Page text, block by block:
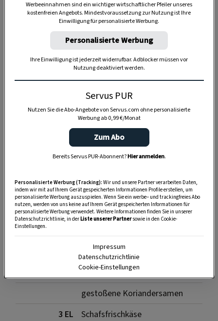
Für den Braten
ausgelöste Lammschulter
Salz, Pfeffer
gestoßene Koriandersamen
3 EL
Schafsfrischkäse
Werbeeinnahmen sind ein wichtiger wirtschaftlicher Pfeiler unseres
kostenfreien Angebots. Mindestvoraussetzung zur Nutzung ist Ihre
Einwilligung für personalisierte Werbung.
Personalisierte Werbung
Ihre Einwilligung ist jederzeit widerrufbar. Adblocker müssen vor
Nutzung deaktiviert werden.
Servus PUR
Nutzen Sie die Abo-Angebote von Servus.com ohne personalisierte
Werbung ab 0,99 €/Monat
Zum Abo
Bereits Servus PUR-Abonnent?Hier anmelden.
Personalisierte Werbung (Tracking): Wir und unsere Partner verarbeiten Daten,
indem wir mit auf Ihrem Gerät gespeicherten Informationen Profile erstellen, um
personalisierte Werbung auszuspielen. Wenn Sie ein werbe– und trackingfreies Abo
nutzen, werden von uns keine auf Ihrem Gerät gespeicherten Informationen für
personalisierte Werbung verwendet. Weitere Informationen finden Sie in unserer
Datenschutzrichtlinie, in derListe unserer Partnersowie in den Cookie-
Einstellungen.
Impressum
Datenschutzrichtlinie
Cookie-Einstellungen